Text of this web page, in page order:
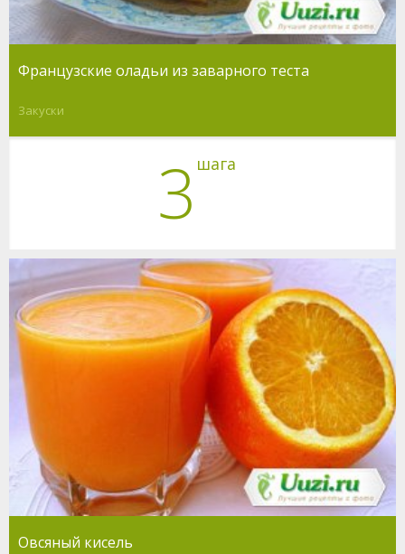
Французские оладьи из заварного теста
Закуски
3 шага
Овсяный кисель